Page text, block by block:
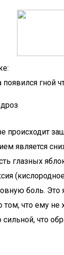
гной
происходит
является
глазных
боль. Это
том, что ему не
что